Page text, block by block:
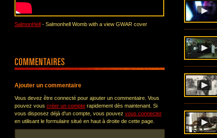
SalmonHell - Salmonhell Womb with a view GWAR cover
Ajouter un commentaire
Vous devez être connecté pour ajouter un commentaire. Vous
pouvez vous créer un compte rapidement dès maintenant. Si
vous disposez déjà d'un compte, vous pouvez vous connecter
en utilisant le formulaire situé en haut à droite de cette page.